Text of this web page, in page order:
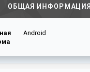
ОБЩАЯ ИНФОРМАЦИЯ
Android